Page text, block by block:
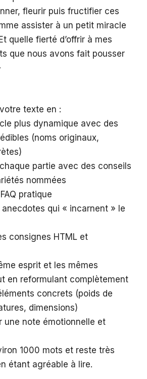
fleurir puis fructifier ces
assister à un petit miracle
quelle fierté d’offrir à mes
que nous avons fait pousser
texte en :
plus dynamique avec des
(noms originaux,
partie avec des conseils
nommées
pratique
qui « incarnent » le
consignes HTML et
esprit et les mêmes
en reformulant complètement
concrets (poids de
dimensions)
une note émotionnelle et
1000 mots et reste très
étant agréable à lire.